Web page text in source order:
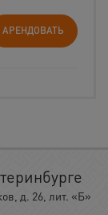
АРЕНДОВАТЬ
д. 26, лит. «Б»